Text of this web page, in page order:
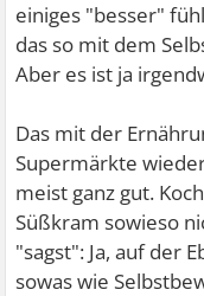
einiges "besser"
das so mit dem
Aber es ist ja
Das mit der
Supermärkte
meist ganz gut.
Süßkram sowieso
"sagst": Ja, auf der
sowas wie